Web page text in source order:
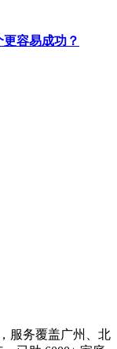
容易成功？
服务覆盖广州、北